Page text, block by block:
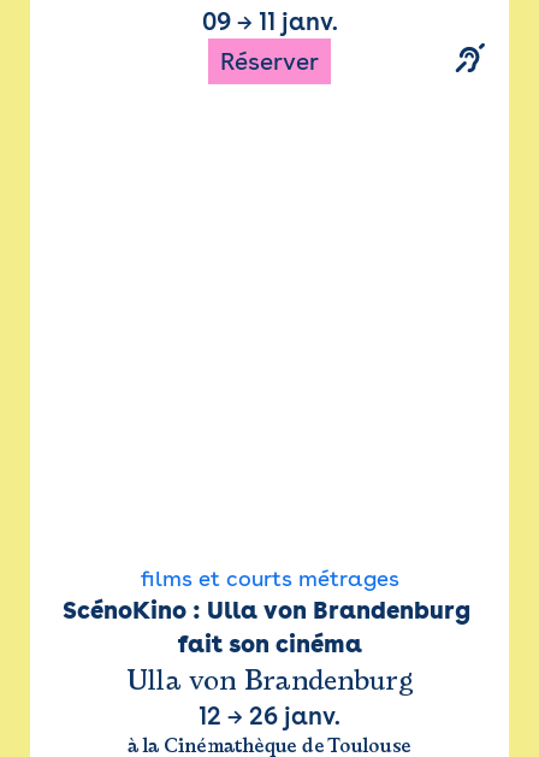
09→ 11 janv.
Réserver
films et courts métrages
ScénoKino : Ulla von Brandenburg
fait son cinéma
Ulla von Brandenburg
12 → 26 janv.
à la Cinémathèque de Toulouse